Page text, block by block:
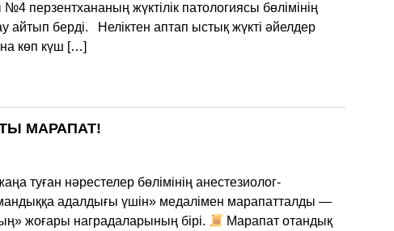
жүктілік патологиясы бөлімінің
айтып берді. Неліктен аптап ыстық жүкті әйелдер
көп күш […]
МАРАПАТ!
туған нәрестелер бөлімінің анестезиолог-
адалдығы үшін» медалімен марапатталды —
жоғары наградаларының бірі.
Марапат отандық